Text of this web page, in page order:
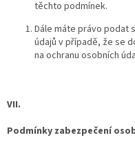
těchto podmínek.
Dále máte právo podat
údajů v případě, že se
na ochranu osobních
VII.
Podmínky zabezpečení